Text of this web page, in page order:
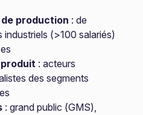
production : de
industriels (>100 salariés)
: acteurs
des segments
: grand public (GMS),